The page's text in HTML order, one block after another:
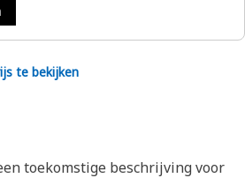
te bekijken
toekomstige beschrijving voor